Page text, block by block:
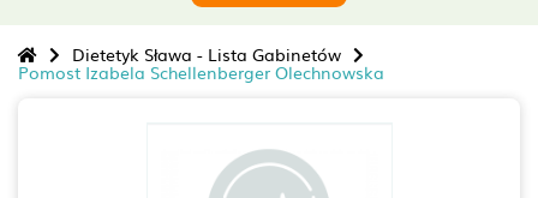
Dietetyk Sława - Lista Gabinetów
Pomost Izabela Schellenberger Olechnowska